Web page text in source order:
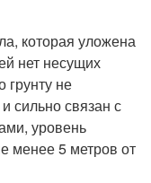
которая уложена
нет несущих
грунту не
сильно связан с
уровень
менее 5 метров от